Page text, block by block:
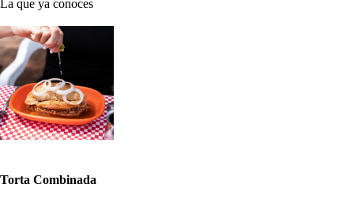
La que ya conoces
Torta Combinada